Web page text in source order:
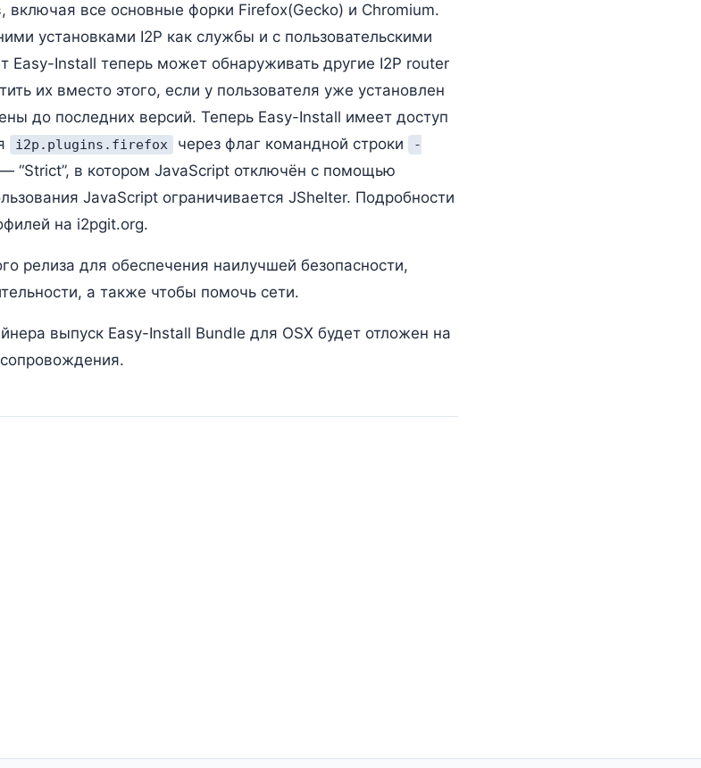
включая все основные форки Firefox(Gecko) и Chromium.
установками I2P как службы и с пользовательскими
Easy-Install теперь может обнаруживать другие I2P router
их вместо этого, если у пользователя уже установлен
до последних версий. Теперь Easy-Install имеет доступ
i2p.plugins.firefox через флаг командной строки
-
в котором JavaScript отключён с помощью
JavaScript ограничивается JShelter. Подробности
на i2pgit.org.
релиза для обеспечения наилучшей безопасности,
а также чтобы помочь сети.
выпуск Easy-Install Bundle для OSX будет отложен на